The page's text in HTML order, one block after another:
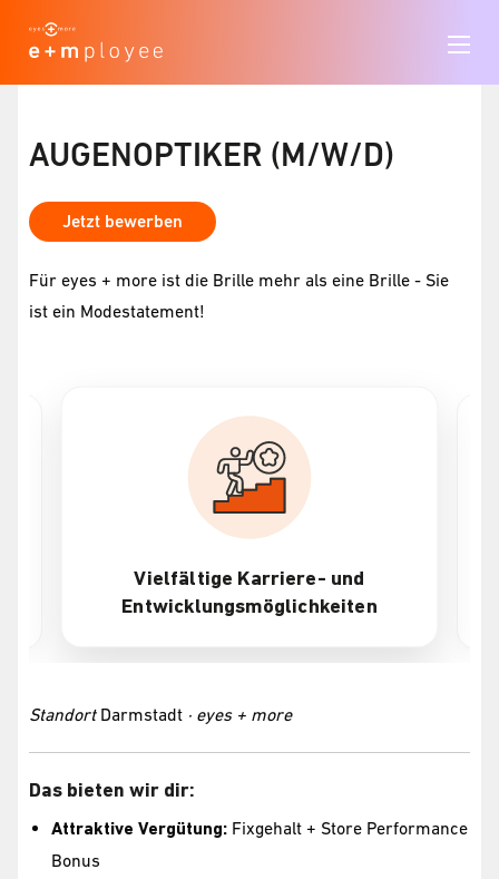
AUGENOPTIKER (M/W/D)
Jetzt bewerben
Für eyes + more ist die Brille mehr als eine Brille - Sie
ist ein Modestatement!
Vielfältige Karriere- und
Entwicklungsmöglichkeiten
Standort Darmstadt · eyes + more
Das bieten wir dir:
Attraktive Vergütung: Fixgehalt + Store Performance
Bonus